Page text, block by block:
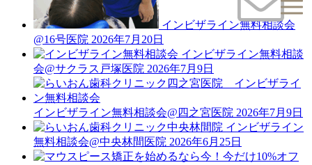
インビザライン無料相談会
@16号医院 2026年7月20日
インビザライン無料相談
会@サクラス戸塚医院 2026年7月9日
インビザライン無料相談会@四之宮医院 2026年7月9日
インビザライン
無料相談会@中央林間医院 2026年6月25日